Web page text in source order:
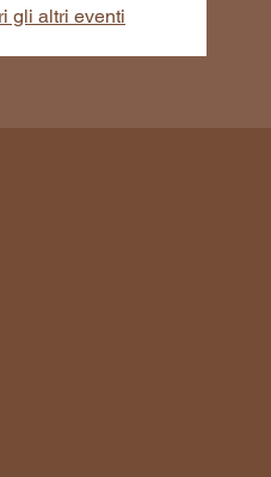
gli altri eventi